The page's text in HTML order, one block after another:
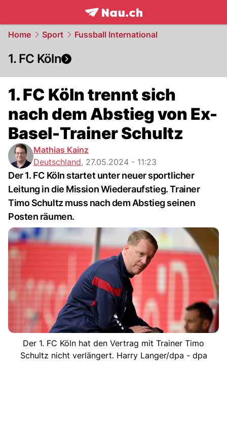
frontpage.NAU.ch
Home Sport Fussball International
1. FC Köln
1. FC Köln trennt sich
nach dem Abstieg von Ex-
Basel-Trainer Schultz
Mathias Kainz
Deutschland, 27.05.2024 - 11:23
Der 1. FC Köln startet unter neuer sportlicher
Leitung in die Mission Wiederaufstieg. Trainer
Timo Schultz muss nach dem Abstieg seinen
Posten räumen.
Der 1. FC Köln hat den Vertrag mit Trainer Timo
Schultz nicht verlängert. Harry Langer/dpa - dpa